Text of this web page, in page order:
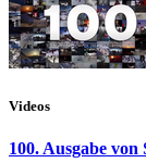
Videos
100. Ausgabe